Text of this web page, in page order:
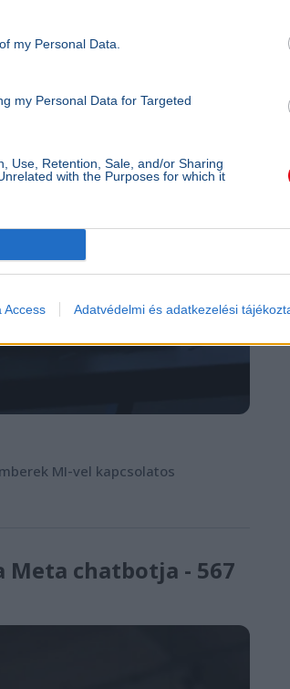
my Personal Data.
my Personal Data for Targeted
Use, Retention, Sale, and/or Sharing
with the Purposes for which it
Access Adatvédelmi és adatkezelési
MI-vel kapcsolatos
Meta chatbotja - 567